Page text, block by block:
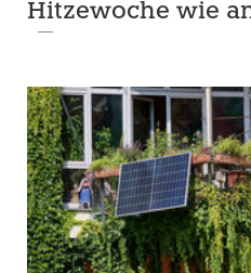
Hitzewoche wie